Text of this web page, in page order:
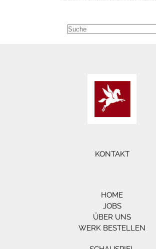
KONTAKT
HOME
JOBS
ÜBER UNS
WERK BESTELLEN